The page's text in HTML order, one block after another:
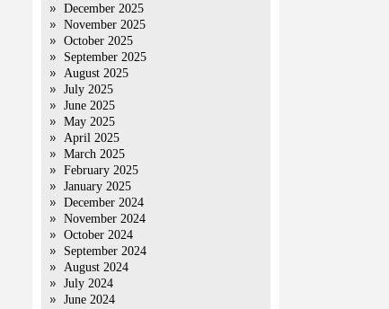
December 2025
November 2025
October 2025
September 2025
August 2025
July 2025
June 2025
May 2025
April 2025
March 2025
February 2025
January 2025
December 2024
November 2024
October 2024
September 2024
August 2024
July 2024
June 2024